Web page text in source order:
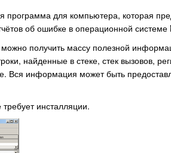
для компьютера, которая
об ошибке в операционной
получить массу полезной
найденные в стеке, стек вызовов,
Вся информация может быть
инсталляции.